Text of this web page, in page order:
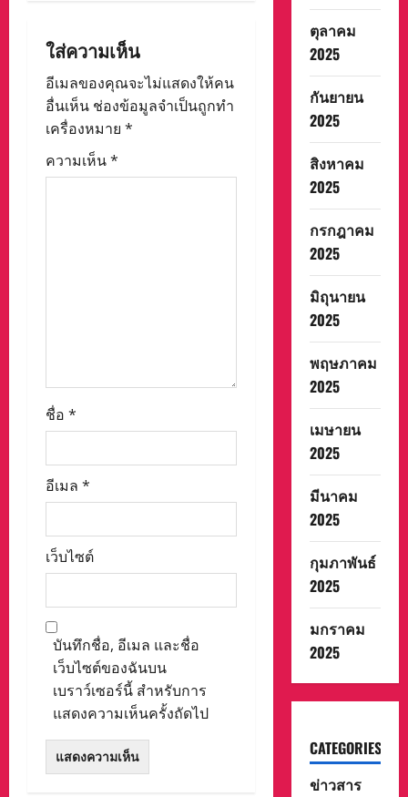
a
t
i
o
ใส่ความเห็น
อีเมลของคุณจะไม่แสดงให้คน
อื่นเห็น ช่องข้อมูลจำเป็นถูกทำ
เครื่องหมาย *
ความเห็น*
ชื่อ *
อีเมล *
เว็บไซต์
บันทึกชื่อ, อีเมล และชื่อ
เว็บไซต์ของฉันบน
เบราว์เซอร์นี้ สำหรับการ
แสดงความเห็นครั้งถัดไป
ตุลาคม
2025
กันยายน
2025
สิงหาคม
2025
กรกฎาคม
2025
มิถุนายน
2025
พฤษภาคม
2025
เมษายน
2025
มีนาคม
2025
กุมภาพันธ์
2025
มกราคม
2025
CATEGORIES
ข่าวสาร